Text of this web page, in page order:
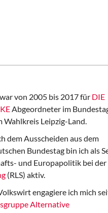
von 2005 bis 2017 für DIE
Abgeordneter im
Wahlkreis Leipzig-Land.
dem Ausscheiden aus dem
Bundestag bin ich als
und Europapolitik bei der
(RLS) aktiv.
engagiere ich mich
Alternative